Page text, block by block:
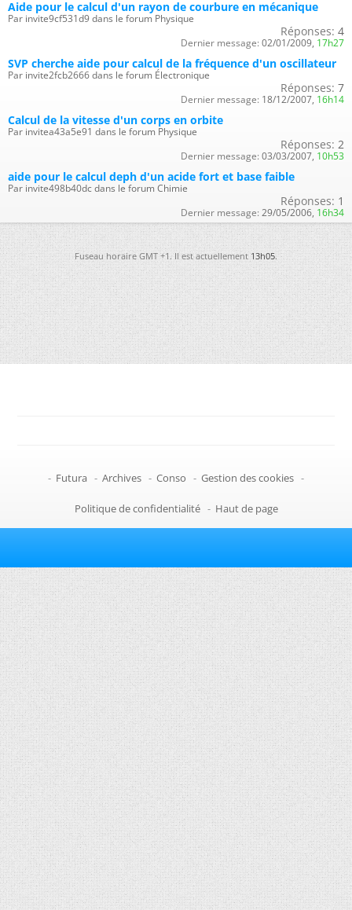
Aide pour le calcul d'un rayon de courbure en mécanique
Par invite9cf531d9 dans le forum Physique
Réponses: 4
Dernier message: 02/01/2009, 17h27
SVP cherche aide pour calcul de la fréquence d'un oscillateur
Par invite2fcb2666 dans le forum Électronique
Réponses: 7
Dernier message: 18/12/2007, 16h14
Calcul de la vitesse d'un corps en orbite
Par invitea43a5e91 dans le forum Physique
Réponses: 2
Dernier message: 03/03/2007, 10h53
aide pour le calcul deph d'un acide fort et base faible
Par invite498b40dc dans le forum Chimie
Réponses: 1
Dernier message: 29/05/2006, 16h34
Fuseau horaire GMT +1. Il est actuellement13h05.
- Futura - Archives - Conso - Gestion des cookies -
Politique de confidentialité - Haut de page